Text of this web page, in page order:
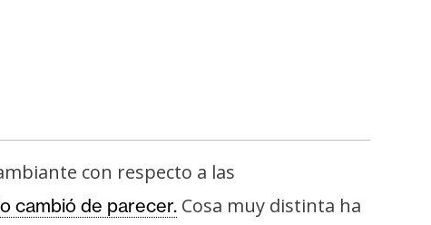
con respecto a las
cambió de parecer. Cosa muy distinta ha